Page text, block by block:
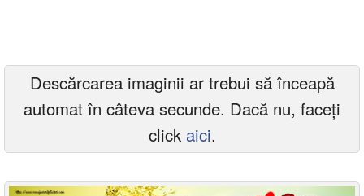
Felicitari muzicale personalizate
Descărcarea imaginii ar trebui să înceapă
automat în câteva secunde. Dacă nu, faceți
click aici.